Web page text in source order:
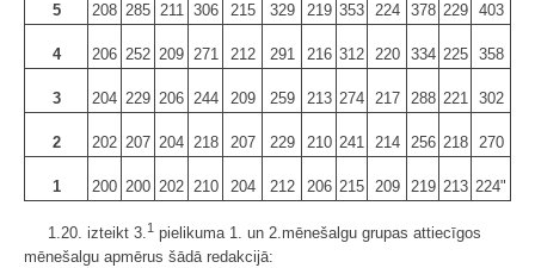
5 208 285 211 306 215 329 219 353 224 378 229 403
4 206 252 209 271 212 291 216 312 220 334 225 358
3 204 229 206 244 209 259 213 274 217 288 221 302
2 202 207 204 218 207 229 210 241 214 256 218 270
1 200 200 202 210 204 212 206 215 209 219 213 224"
1.20. izteikt 3.1 pielikuma 1. un 2.mēnešalgu grupas attiecīgos
mēnešalgu apmērus šādā redakcijā: